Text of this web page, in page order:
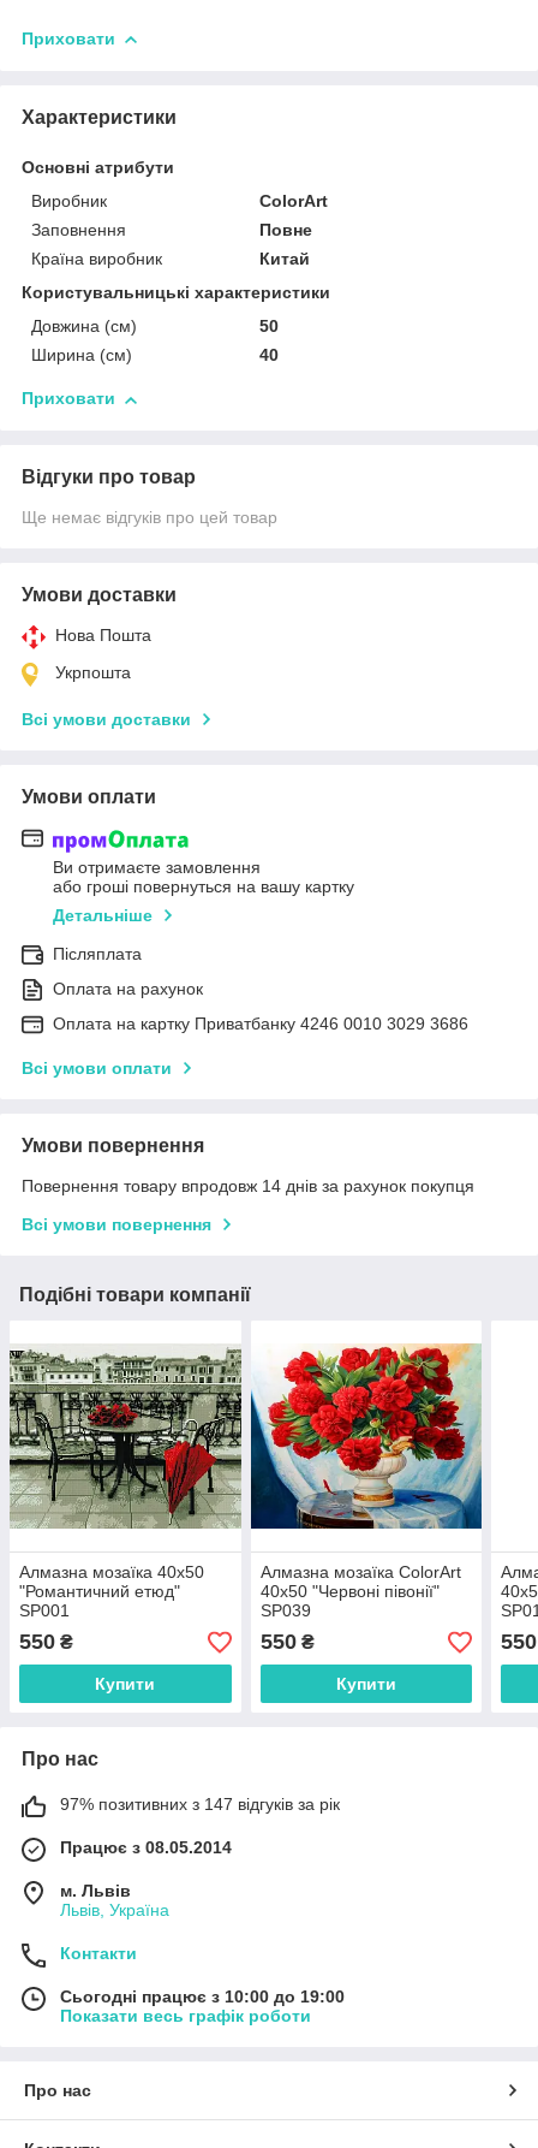
Приховати
Характеристики
Основні атрибути
Виробник
ColorArt
Заповнення
Повне
Країна виробник
Китай
Користувальницькі характеристики
Довжина (см)
50
Ширина (см)
40
Приховати
Відгуки про товар
Ще немає відгуків про цей товар
Умови доставки
Нова Пошта
Укрпошта
Всі умови доставки
Умови оплати
Ви отримаєте замовлення
або гроші повернуться на вашу картку
Детальніше
Післяплата
Оплата на рахунок
Оплата на картку Приватбанку 4246 0010 3029 3686
Всі умови оплати
Умови повернення
Повернення товару впродовж 14 днів за рахунок покупця
Всі умови повернення
Подібні товари компанії
Алмазна мозаїка 40x50
"Романтичний етюд"
SP001
550 ₴
Купити
Алмазна мозаїка ColorArt
40х50 "Червоні півонії"
SP039
550₴
Купити
550
Про нас
97% позитивних з 147 відгуків за рік
Працює з 08.05.2014
м. Львів
Львів, Україна
Контакти
Сьогодні працює з 10:00 до 19:00
Показати весь графік роботи
Про нас